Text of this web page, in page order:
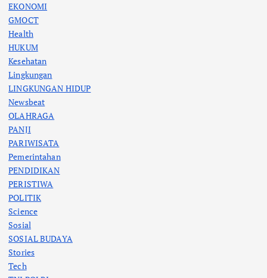
EKONOMI
GMOCT
Health
HUKUM
Kesehatan
Lingkungan
LINGKUNGAN HIDUP
Newsbeat
OLAHRAGA
PANJI
PARIWISATA
Pemerintahan
PENDIDIKAN
PERISTIWA
POLITIK
Science
Sosial
SOSIAL BUDAYA
Stories
Tech